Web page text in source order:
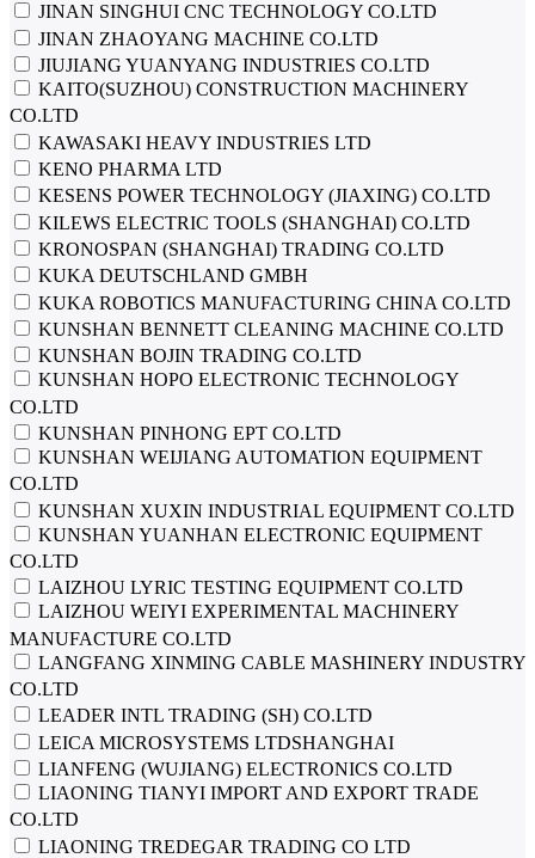
JINAN SINGHUI CNC TECHNOLOGY CO.LTD
JINAN ZHAOYANG MACHINE CO.LTD
JIUJIANG YUANYANG INDUSTRIES CO.LTD
KAITO(SUZHOU) CONSTRUCTION MACHINERY
CO.LTD
KAWASAKI HEAVY INDUSTRIES LTD
KENO PHARMA LTD
KESENS POWER TECHNOLOGY (JIAXING) CO.LTD
KILEWS ELECTRIC TOOLS (SHANGHAI) CO.LTD
KRONOSPAN (SHANGHAI) TRADING CO.LTD
KUKA DEUTSCHLAND GMBH
KUKA ROBOTICS MANUFACTURING CHINA CO.LTD
KUNSHAN BENNETT CLEANING MACHINE CO.LTD
KUNSHAN BOJIN TRADING CO.LTD
KUNSHAN HOPO ELECTRONIC TECHNOLOGY
CO.LTD
KUNSHAN PINHONG EPT CO.LTD
KUNSHAN WEIJIANG AUTOMATION EQUIPMENT
CO.LTD
KUNSHAN XUXIN INDUSTRIAL EQUIPMENT CO.LTD
KUNSHAN YUANHAN ELECTRONIC EQUIPMENT
CO.LTD
LAIZHOU LYRIC TESTING EQUIPMENT CO.LTD
LAIZHOU WEIYI EXPERIMENTAL MACHINERY
MANUFACTURE CO.LTD
LANGFANG XINMING CABLE MASHINERY INDUSTRY
CO.LTD
LEADER INTL TRADING (SH) CO.LTD
LEICA MICROSYSTEMS LTDSHANGHAI
LIANFENG (WUJIANG) ELECTRONICS CO.LTD
LIAONING TIANYI IMPORT AND EXPORT TRADE
CO.LTD
LIAONING TREDEGAR TRADING CO LTD